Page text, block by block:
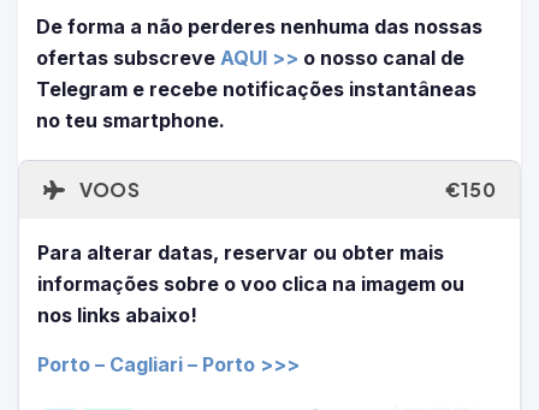
De forma a não perderes nenhuma das nossas
ofertas subscreve AQUI >> o nosso canal de
Telegram e recebe notificações instantâneas
no teu smartphone.
VOOS €150
Para alterar datas, reservar ou obter mais
informações sobre o voo clica na imagem ou
nos links abaixo!
Porto – Cagliari – Porto >>>